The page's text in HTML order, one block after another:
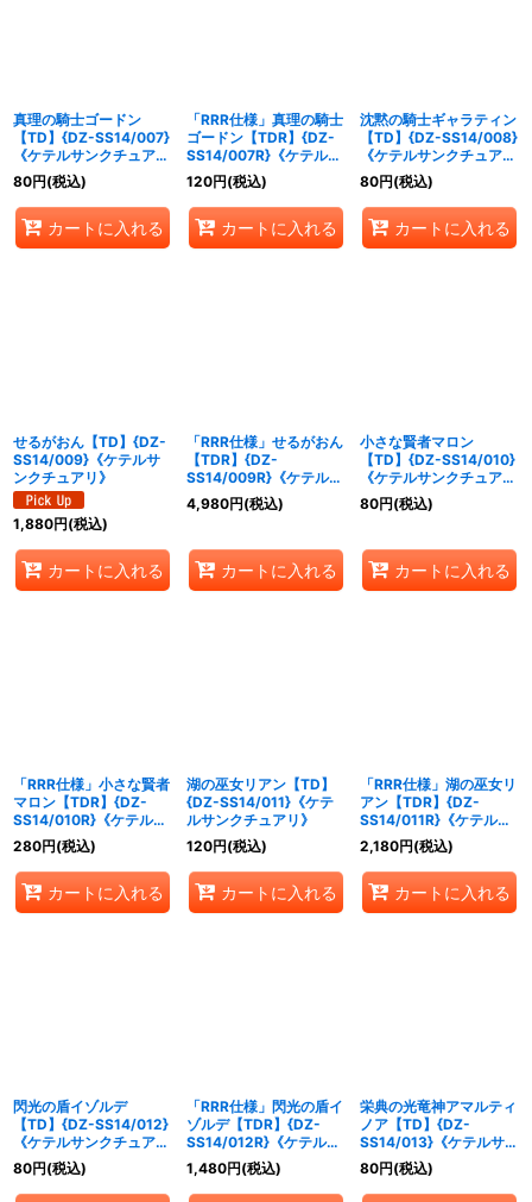
真理の騎士ゴードン
【TD】{DZ-SS14/007}
《ケテルサンクチュア
リ》
80円(税込)
カートに入れる
「RRR仕様」真理の騎士
ゴードン【TDR】{DZ-
SS14/007R}《ケテルサ
ンクチュアリ》
120円(税込)
カートに入れる
沈黙の騎士ギャラティン
【TD】{DZ-SS14/008}
《ケテルサンクチュア
リ》
80円(税込)
カートに入れる
せるがおん【TD】{DZ-
SS14/009}《ケテルサ
ンクチュアリ》
1,880円(税込)
カートに入れる
「RRR仕様」せるがおん
【TDR】{DZ-
SS14/009R}《ケテルサ
ンクチュアリ》
4,980円(税込)
カートに入れる
小さな賢者マロン
【TD】{DZ-SS14/010}
《ケテルサンクチュア
リ》
80円(税込)
カートに入れる
「RRR仕様」小さな賢者
マロン【TDR】{DZ-
SS14/010R}《ケテルサ
ンクチュアリ》
280円(税込)
カートに入れる
湖の巫女リアン【TD】
{DZ-SS14/011}《ケテ
ルサンクチュアリ》
120円(税込)
カートに入れる
「RRR仕様」湖の巫女リ
アン【TDR】{DZ-
SS14/011R}《ケテルサ
ンクチュアリ》
2,180円(税込)
カートに入れる
閃光の盾イゾルデ
【TD】{DZ-SS14/012}
《ケテルサンクチュア
リ》
80円(税込)
「RRR仕様」閃光の盾イ
ゾルデ【TDR】{DZ-
SS14/012R}《ケテルサ
ンクチュアリ》
1,480円(税込)
栄典の光竜神アマルティ
ノア【TD】{DZ-
SS14/013}《ケテルサン
クチュアリ》
80円(税込)